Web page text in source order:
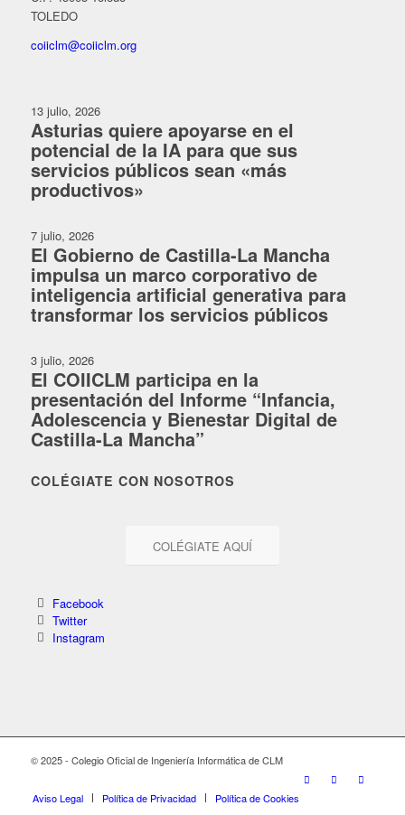
TOLEDO
coiiclm@coiiclm.org
13 julio, 2026
Asturias quiere apoyarse en el
potencial de la IA para que sus
servicios públicos sean «más
productivos»
7 julio, 2026
El Gobierno de Castilla-La Mancha
impulsa un marco corporativo de
inteligencia artificial generativa para
transformar los servicios públicos
3 julio, 2026
El COIICLM participa en la
presentación del Informe “Infancia,
Adolescencia y Bienestar Digital de
Castilla-La Mancha”
COLÉGIATE CON NOSOTROS
COLÉGIATE AQUÍ
Facebook
Twitter
Instagram
© 2025 - Colegio Oficial de Ingeniería Informática de CLM
Aviso Legal Política de Privacidad Política de Cookies